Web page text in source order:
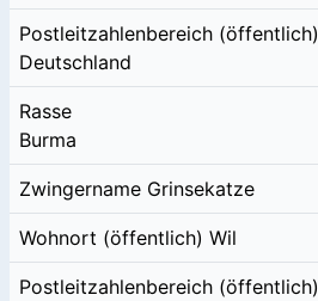
Postleitzahlenbereich (öffentlich)
Deutschland
Rasse
Burma
Zwingername Grinsekatze
Wohnort (öffentlich) Wil
Postleitzahlenbereich (öffentlich)